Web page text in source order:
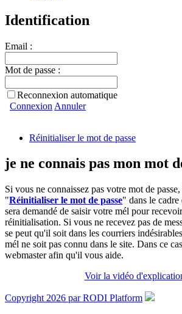
Identification
Email :
Mot de passe :
Reconnexion automatique
Connexion Annuler
Réinitialiser le mot de passe
je ne connais pas mon mot
Si vous ne connaissez pas votre mot de
"Réinitialiser le mot de passe" dans le
sera demandé de saisir votre mél pour
réinitialisation. Si vous ne recevez pas de
se peut qu'il soit dans les courriers
mél ne soit pas connu dans le site. Dans ce
webmaster afin qu'il vous aide.
Voir la vidéo
Copyright 2026 par RODI Platform